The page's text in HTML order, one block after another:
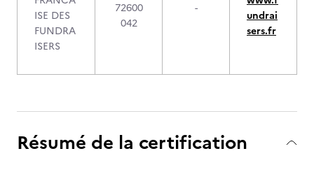
ISE DES
FUNDRA
ISERS
72600
042
-
undrai
sers.fr
Résumé de la certification